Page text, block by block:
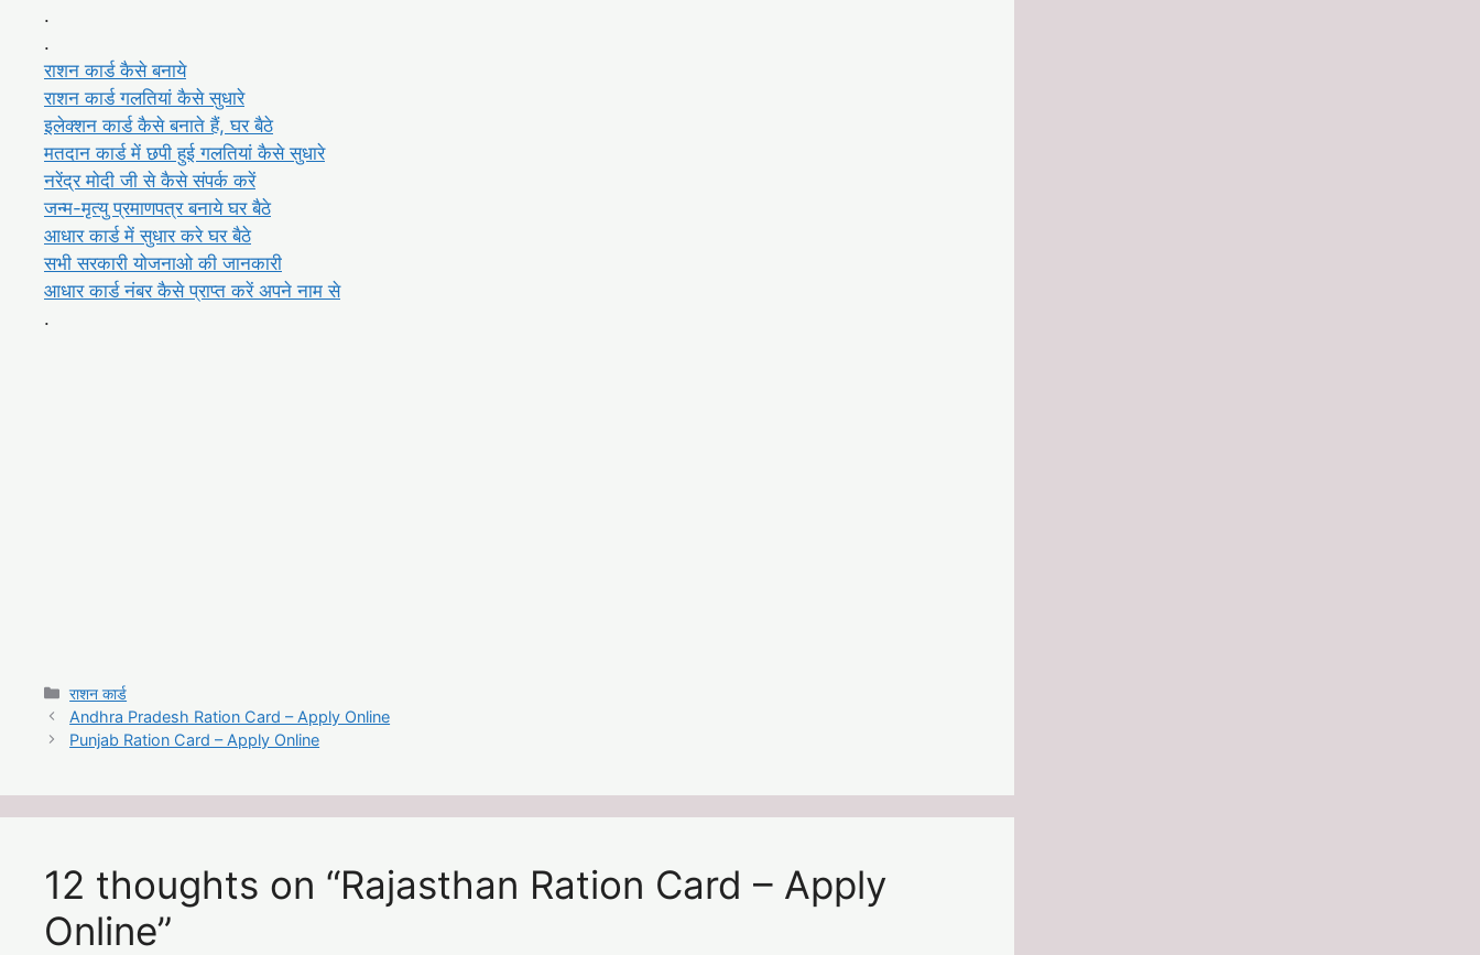
.
.
राशन कार्ड कैसे बनाये
राशन कार्ड गलतियां कैसे सुधारे
इलेक्शन कार्ड कैसे बनाते हैं, घर बैठे
मतदान कार्ड में छपी हुई गलतियां कैसे सुधारे
नरेंद्र मोदी जी से कैसे संपर्क करें
जन्म-मृत्यु प्रमाणपत्र बनाये घर बैठे
आधार कार्ड में सुधार करे घर बैठे
सभी सरकारी योजनाओ की जानकारी
आधार कार्ड नंबर कैसे प्राप्त करें अपने नाम से
.
Categories
राशन कार्ड
Andhra Pradesh Ration Card – Apply Online
Punjab Ration Card – Apply Online
12 thoughts on “Rajasthan Ration Card – Apply
Online”